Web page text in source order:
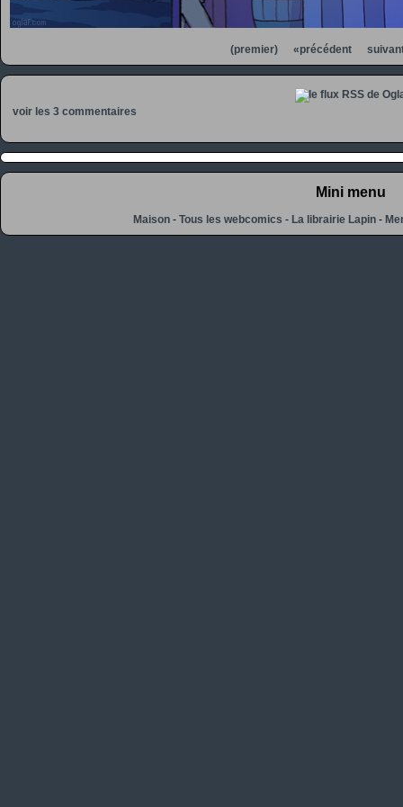
(premier) «précédent
voir les 3 commentaires
Mini menu
Maison -Tous les webcomics -La librairie Lapin -